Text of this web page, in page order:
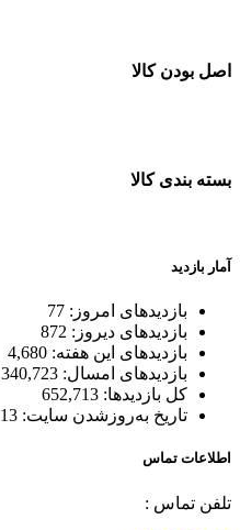
اصل بودن کالا
بسته بندی کالا
آمار بازدید
بازدیدهای امروز: 77
بازدیدهای دیروز: 872
بازدیدهای این هفته: 4,680
بازدیدهای امسال: 340,723
کل بازدیدها: 652,713
تاریخ به‌روزشدن سایت: 13 مهر 1402
اطلاعات تماس
تلفن تماس :